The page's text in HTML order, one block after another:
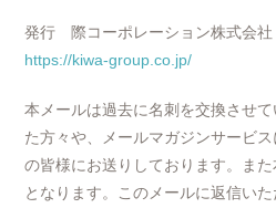
発行 際コーポレーション株式会社
https://kiwa-group.co.jp/
本メールは過去に名刺を交換させ
た方々や、メールマガジンサービ
の皆様にお送りしております。ま
となります。このメールに返信い